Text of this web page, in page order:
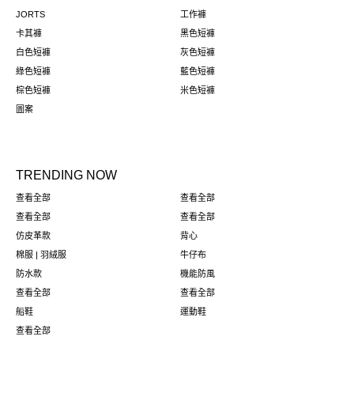
JORTS
工作褲
卡其褲
黑色短褲
白色短褲
灰色短褲
綠色短褲
藍色短褲
棕色短褲
米色短褲
圖案
TRENDING NOW
查看全部
查看全部
查看全部
查看全部
仿皮革款
背心
棉服 | 羽絨服
牛仔布
防水款
機能防風
查看全部
查看全部
船鞋
運動鞋
查看全部